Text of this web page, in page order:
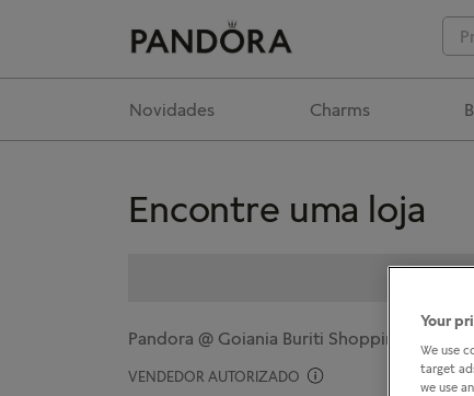
Novidades Charms
Encontre uma loja
Pandora @ Goiania Buriti Shopping
VENDEDOR AUTORIZADO
Your
We use
target
we use